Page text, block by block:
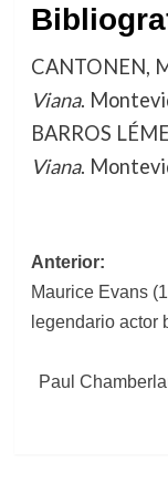
CANTONEN,
Viana.
BARROS
Viana.
de
entradas
Anterior:
Maurice Evans
legendario actor
Paul